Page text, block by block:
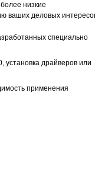
низкие
ваших деловых
специально
драйверов или
применения